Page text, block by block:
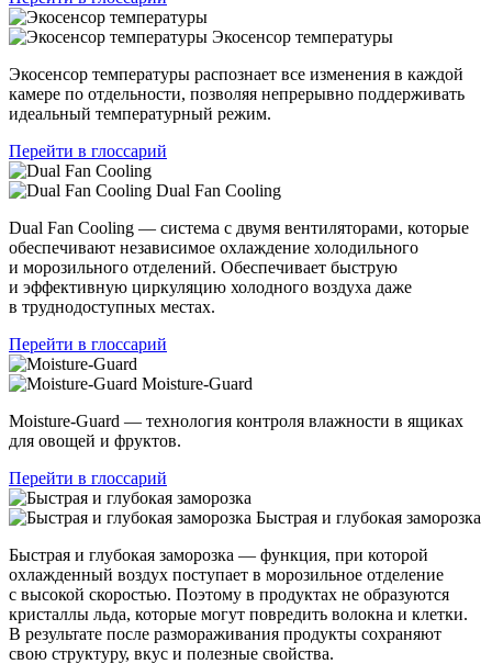
Экосенсор температуры
Экосенсор температуры распознает все изменения в каждой
камере по отдельности, позволяя непрерывно поддерживать
идеальный температурный режим.
Перейти в глоссарий
Dual Fan Cooling
Dual Fan Cooling — система с двумя вентиляторами, которые
обеспечивают независимое охлаждение холодильного
и морозильного отделений. Обеспечивает быструю
и эффективную циркуляцию холодного воздуха даже
в труднодоступных местах.
Перейти в глоссарий
Moisture-Guard
Moisture-Guard — технология контроля влажности в ящиках
для овощей и фруктов.
Перейти в глоссарий
Быстрая и глубокая заморозка
Быстрая и глубокая заморозка — функция, при которой
охлажденный воздух поступает в морозильное отделение
с высокой скоростью. Поэтому в продуктах не образуются
кристаллы льда, которые могут повредить волокна и клетки.
В результате после размораживания продукты сохраняют
свою структуру, вкус и полезные свойства.